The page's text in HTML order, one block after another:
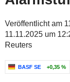
Veröffentlicht am
11.11.2025 um
Reuters
BASF SE +0,35 %